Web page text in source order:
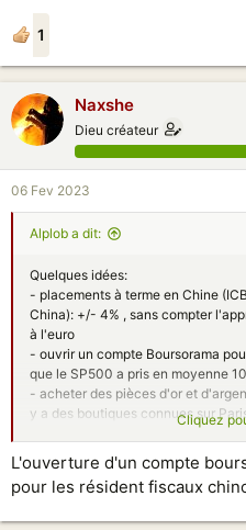
1
Naxshe
Dieu créateur
06 Fev 2023
Alplob a dit:
Quelques idées:
- placements à terme en Chine
China): +/- 4% , sans compter
à l'euro
- ouvrir un compte Boursorama
que le SP500 a pris en moyenne
- acheter des pièces d'or et
y a des boutiques connues sur
et ça peut augmenter
- crypto: ça me semble être un
évidemment certains arrivent à y
Cliquez
L'ouverture d'un compte
pour les résident fiscaux